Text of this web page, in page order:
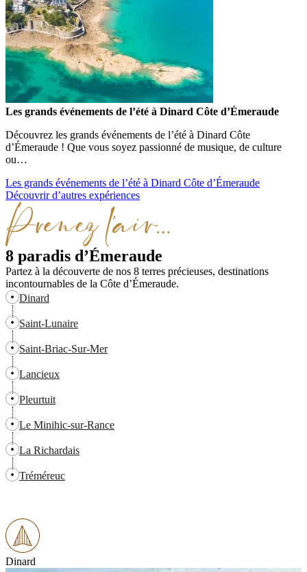
Les grands événements de l’été à Dinard Côte d’Émeraude
Découvrez les grands événements de l’été à Dinard Côte
d’Émeraude ! Que vous soyez passionné de musique, de culture
ou…
Les grands événements de l’été à Dinard Côte d’Émeraude
Découvrir d’autres expériences
8 paradis d’Émeraude
Partez à la découverte de nos 8 terres précieuses, destinations
incontournables de la Côte d’Émeraude.
Dinard
Saint-Lunaire
Saint-Briac-Sur-Mer
Lancieux
Pleurtuit
Le Minihic-sur-Rance
La Richardais
Tréméreuc
Dinard